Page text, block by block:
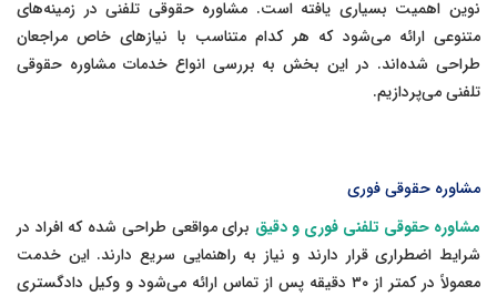
نوین اهمیت بسیاری یافته است. مشاوره حقوقی تلفنی در زمینه‌های
متنوعی ارائه می‌شود که هر کدام متناسب با نیازهای خاص مراجعان
طراحی شده‌اند. در این بخش به بررسی انواع خدمات مشاوره حقوقی
تلفنی می‌پردازیم.
مشاوره حقوقی فوری
مشاوره حقوقی تلفنی فوری و دقیق برای مواقعی طراحی شده که افراد در
شرایط اضطراری قرار دارند و نیاز به راهنمایی سریع دارند. این خدمت
معمولاً در کمتر از ۳۰ دقیقه پس از تماس ارائه می‌شود و وکیل دادگستری